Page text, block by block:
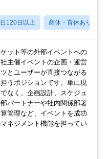
120日以上 産休・育休あり
ット等の外部イベントへの
主催イベントの企画・運営
とユーザーが直接つながる
うポジションです。単に現
なく、企画設計、スケジュ
パートナーや社内関係部署
管理など、イベントを成功
ネジメント機能を担ってい